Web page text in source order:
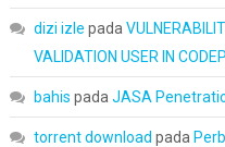
dizi izle pada
VALIDATION USER IN
bahis pada JASA
torrent download pada